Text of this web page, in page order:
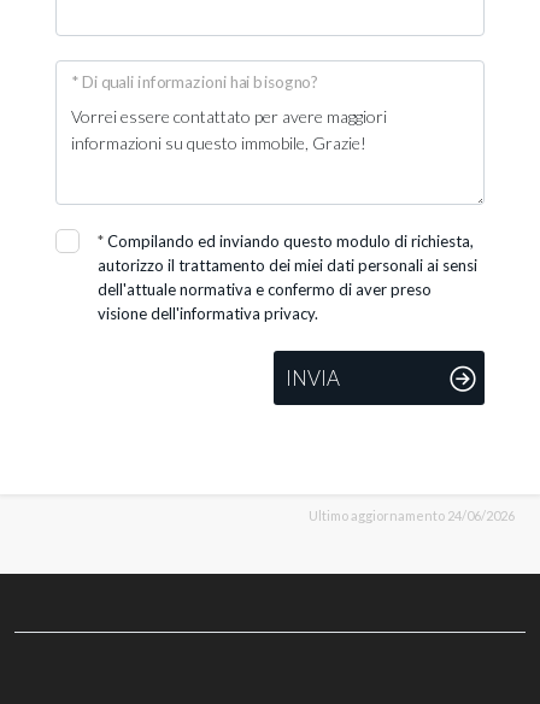
* Di quali informazioni hai bisogno?
*Compilando ed inviando questo modulo di richiesta,
autorizzo il trattamento dei miei dati personali ai sensi
dell'attuale normativa e confermo di aver preso
visione dell'informativa privacy.
INVIA
Ultimo aggiornamento 24/06/2026